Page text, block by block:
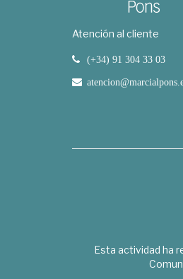
Atención al cliente
(+34) 91 304 33 03
Esta actividad ha